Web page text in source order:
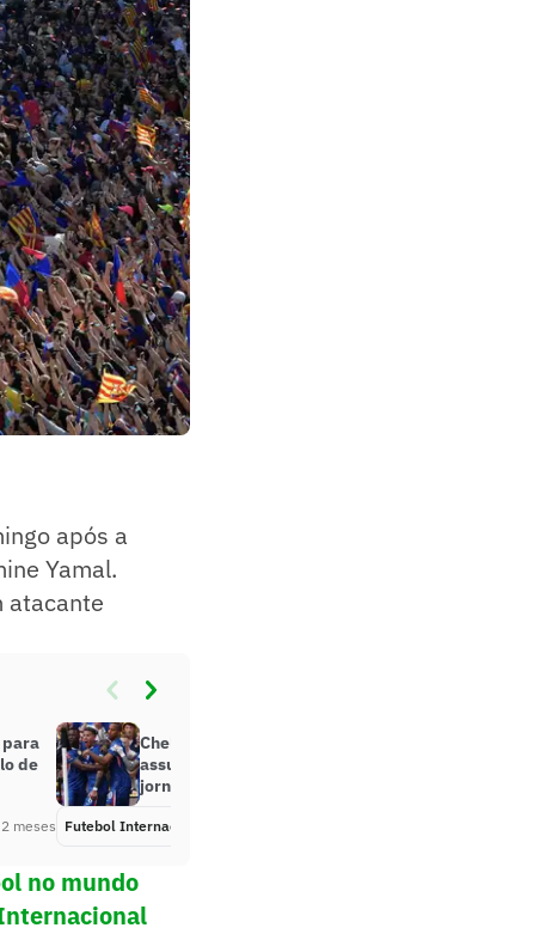
após a
Yamal.
atacante
para
de
2 meses
Chelsea define favorito para
assumir vaga de treinador, diz
jornal
Futebol Internacional
no mundo